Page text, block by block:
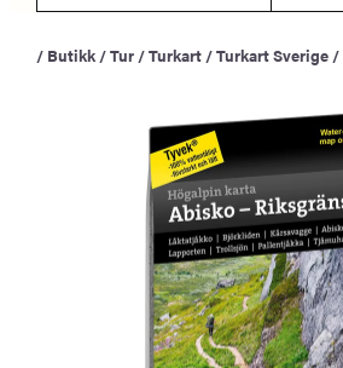
r/ Butikk /Tur /Turkart /Turkart Sverige /